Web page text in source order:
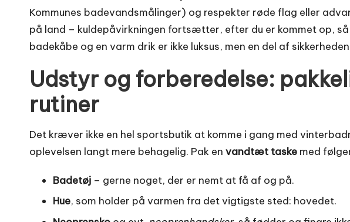
Kommunes badevandsmålinger) og respekter røde flag eller
på land – kuldepåvirkningen fortsætter, efter du er kommet op,
badekåbe og en varm drik er ikke luksus, men en del af
Udstyr og forberedelse:
rutiner
Det kræver ikke en hel sportsbutik at komme i gang med
oplevelsen langt mere behagelig. Pak en vandtæt taske med
Badetøj – gerne noget, der er nemt at få af og på.
Hue, som holder på varmen fra det vigtigste sted: hovedet.